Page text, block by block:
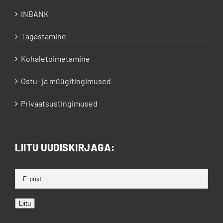
INBANK
Tagastamine
Kohaletoimetamine
Ostu- ja müügitingimused
Privaatsustingimused
LIITU UUDISKIRJAGA:
Liitu